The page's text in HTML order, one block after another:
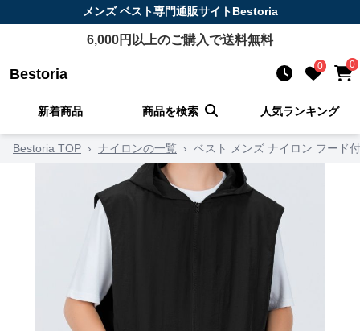
メンズ ベスト専門通販サイトBestoria
6,000円以上のご購入で送料無料
Bestoria 0 0
新着商品 商品を検索 人気ランキング
Bestoria TOP › ナイロンの一覧 › ベスト メンズ ナイロン フード